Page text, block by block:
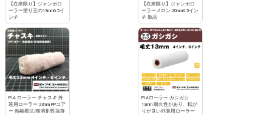
【在庫限り】ジャンボロ
ーラー塗り王の13mm6.5イ
ンチ
【在庫限り】ジャンボロ
ーラーメロン 20mm6.5イン
チ 単品
PIA ローラー チャスキ 外
装用ローラー 23mm PPコア
ー 熱融着法/耐溶剤性抜群
PIAローラー ガシガシ
13mm 耐久性があり、転が
りが良い外装用ローラー